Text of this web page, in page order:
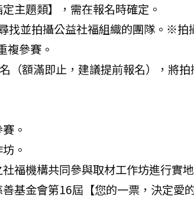
主題類】，需在報名時確定。
並拍攝公益社福組織的團隊。※拍
複參賽。
額滿即止，建議提前報名），將拍
。
。
福機構共同參與取材工作坊進行實
基金會第16屆【您的一票，決定愛